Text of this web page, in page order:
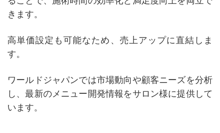
きます。
高単価設定も可能なため、売上アップに直結しま
す。
ワールドジャパンでは市場動向や顧客ニーズを分析
し、最新のメニュー開発情報をサロン様に提供して
います。